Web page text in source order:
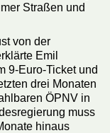
Straßen und
von der
Emil
9-Euro-Ticket und
drei Monaten
ÖPNV in
muss
hinaus